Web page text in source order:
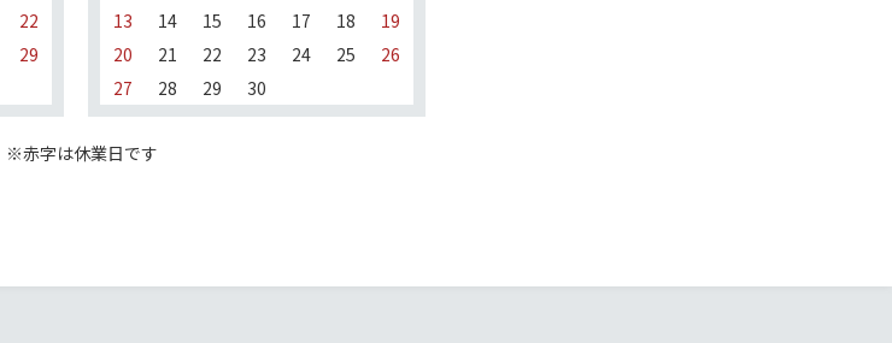
22
29
13
14 15 16 17 18
19
20
21 22 23 24 25
26
27
28 29 30
※赤字は休業日です